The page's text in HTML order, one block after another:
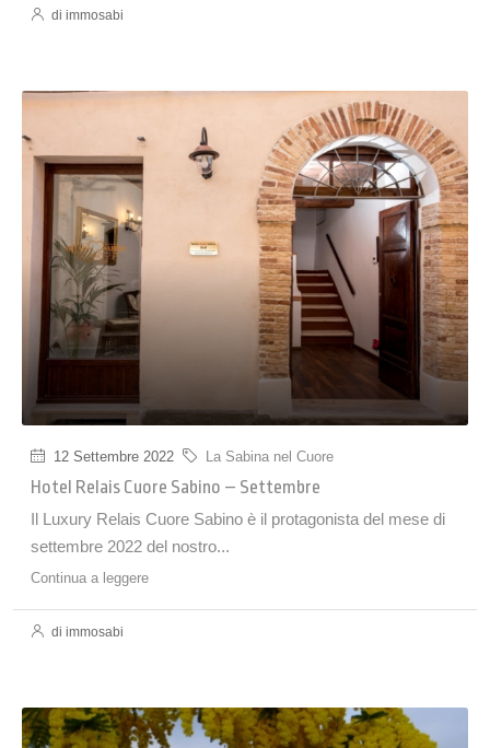
di immosabi
12 Settembre 2022 La Sabina nel Cuore
Hotel Relais Cuore Sabino – Settembre
Il Luxury Relais Cuore Sabino è il protagonista del mese di
settembre 2022 del nostro...
Continua a leggere
di immosabi